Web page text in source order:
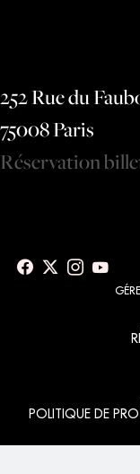
252 Rue du
75008 Paris
Réservation
POLITIQUE DE